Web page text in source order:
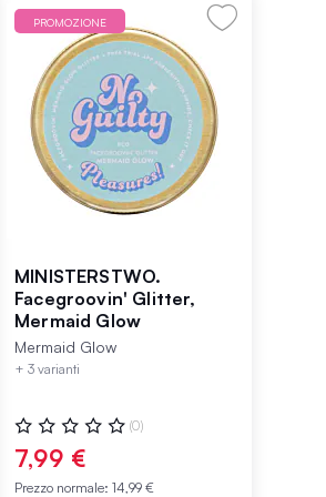
PROMOZIONE
MINISTERSTWO.
Facegroovin' Glitter,
Mermaid Glow
Mermaid Glow
+ 3 varianti
Valutazione:
0%
(0)
7,99 €
Prezzo normale: 14,99 €